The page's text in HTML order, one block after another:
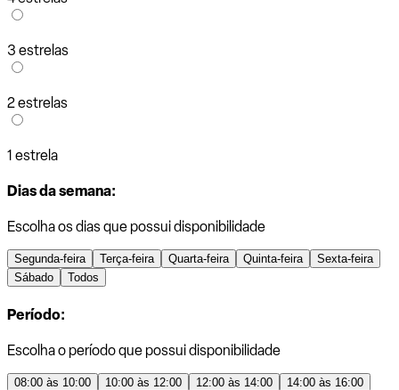
3 estrelas
2 estrelas
1 estrela
Dias da semana:
Escolha os dias que possui disponibilidade
Segunda-feira Terça-feira Quarta-feira Quinta-feira
Sexta-feira
Sábado
Todos
Período:
Escolha o período que possui disponibilidade
08:00 às 10:00 10:00 às 12:00 12:00 às 14:00
14:00 às 16:00